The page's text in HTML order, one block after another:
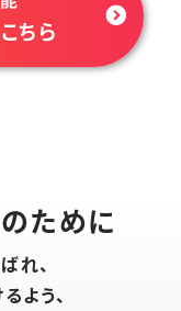
ちら
ために
れ、
よう、